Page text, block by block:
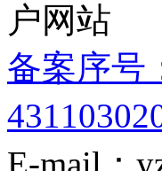
户网站
备案序号